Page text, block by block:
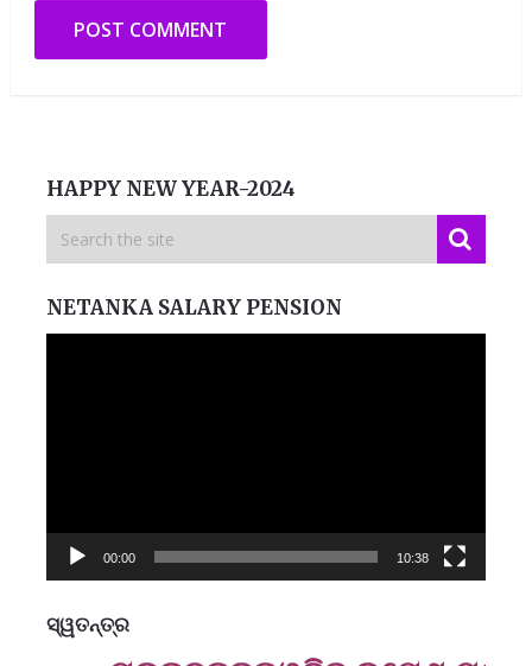
HAPPY NEW YEAR-2024
NETANKA SALARY PENSION
00:00 10:38
ସ୍ୱତନ୍ତ୍ର